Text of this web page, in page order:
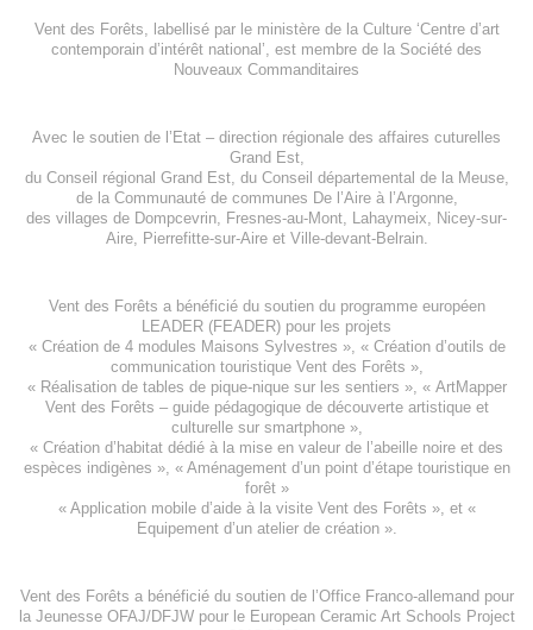
Vent des Forêts, labellisé par le ministère de la Culture ‘Centre d’art
contemporain d’intérêt national’, est membre de la Société des
Nouveaux Commanditaires
Avec le soutien de l’ Etat – direction régionale des affaires cuturelles
Grand Est,
du Conseil régional Grand Est, du Conseil départemental de la Meuse,
de la Communauté de communes De l’Aire à l’Argonne,
des villages de Dompcevrin, Fresnes-au-Mont, Lahaymeix, Nicey-sur-
Aire, Pierrefitte-sur-Aireet Ville-devant-Belrain.
Vent des Forêts a bénéficié du soutien du programme européen
LEADER (FEADER) pour les projets
« Création de 4 modules Maisons Sylvestres », « Création d’outils de
communication touristique Vent des Forêts »,
« Réalisation de tables de pique-nique sur les sentiers », « ArtMapper
Vent des Forêts – guide pédagogique de découverte artistique et
culturelle sur smartphone »,
« Création d’habitat dédié à la mise en valeur de l’abeille noire et des
espèces indigènes », « Aménagement d’un point d’étape touristique en
forêt»
« Application mobile d’aide à la visite Vent des Forêts », et «
Equipement d’un atelier de création».
Vent des Forêts a bénéficié du soutien de l’Office Franco-allemand pour
la Jeunesse OFAJ/DFJWpour leEuropean Ceramic Art Schools Project